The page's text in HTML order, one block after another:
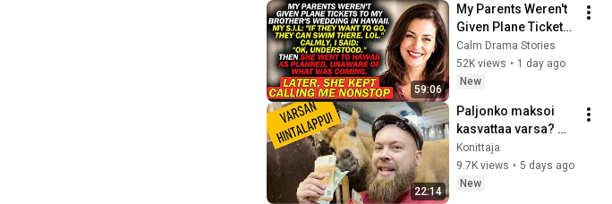
59:06
My Parents Weren't
Given Plane Tickets
To My Brother's
Wedding In Hawaii...
Calm Drama Stories
52K views • 1 day ago
New
22:14
Paljonko maksoi
kasvattaa varsa? 💸
Paljastetaan KAIKKI
kulut! (Oliko mitään
järkeä?)
Konittaja
9.7K views • 5 days ago
New